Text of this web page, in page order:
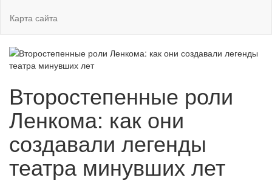
Карта сайта
Второстепенные роли
Ленкома: как они
создавали легенды
театра минувших лет